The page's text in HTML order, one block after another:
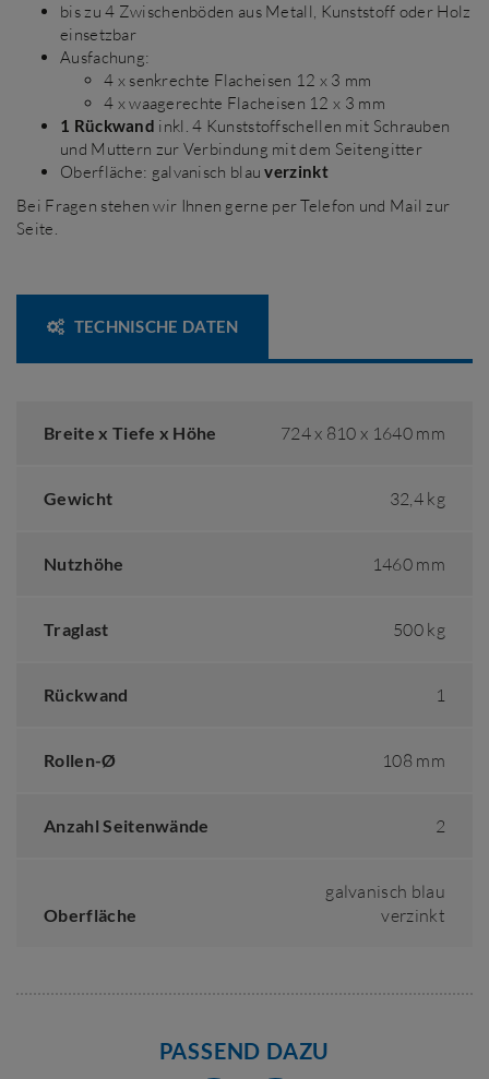
bis zu 4 Zwischenböden aus Metall, Kunststoff oder Holz
einsetzbar
Ausfachung:
4 x senkrechte Flacheisen 12 x 3 mm
4 x waagerechte Flacheisen 12 x 3 mm
1 Rückwand inkl. 4 Kunststoffschellen mit Schrauben
und Muttern zur Verbindung mit dem Seitengitter
Oberfläche: galvanisch blau verzinkt
Bei Fragen stehen wir Ihnen gerne per Telefon und Mail zur
Seite.
TECHNISCHE DATEN
Breite x Tiefe x Höhe 724 x 810 x 1640 mm
Gewicht 32,4 kg
Nutzhöhe 1460 mm
Traglast 500 kg
Rückwand 1
Rollen-Ø 108 mm
Anzahl Seitenwände 2
Oberfläche
galvanisch blau
verzinkt
PASSEND DAZU